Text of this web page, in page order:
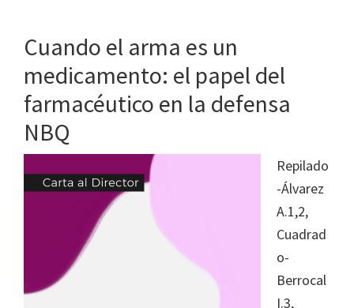
Cuando el arma es un
medicamento: el papel del
farmacéutico en la defensa
NBQ
Repilado
-Álvarez
A.1,2,
Cuadrad
o-
Berrocal
I.3,